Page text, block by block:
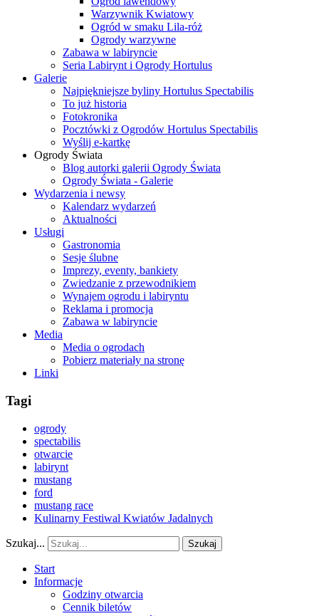
Warzywnik Kwiatowy
Ogród w smaku Lila-róż
Ogrody warzywne
Zabawa w labiryncie
Seria Labirynt i Ogrody Hortulus
Galerie
Najpiękniejsze byliny Hortulus Spectabilis
To już historia
Fotokronika
Pocztówki z Ogrodów Hortulus Spectabilis
Wyślij e-kartkę
Ogrody Świata
Blog autorki galerii Ogrody Świata
Ogrody Świata - Galerie
Wydarzenia i newsy
Kalendarz wydarzeń
Aktualności
Usługi
Gastronomia
Sesje ślubne
Imprezy, eventy, bankiety
Zwiedzanie z przewodnikiem
Wynajem ogrodu i labiryntu
Reklama i promocja
Zabawa w labiryncie
Media
Media o ogrodach
Pobierz materiały na stronę
Linki
Tagi
ogrody
spectabilis
otwarcie
labirynt
mustang
ford
mustang race
Kulinarny Festiwal Kwiatów Jadalnych
Szukaj... Szukaj
Start
Informacje
Godziny otwarcia
Cennik biletów